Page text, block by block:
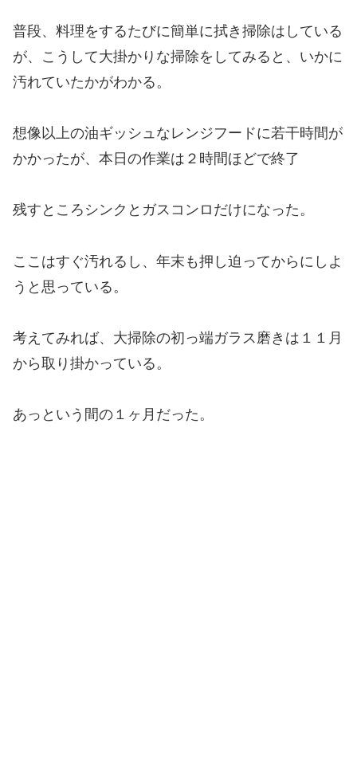
普段、料理をするたびに簡単に拭き掃除はしている
が、こうして大掛かりな掃除をしてみると、いかに
汚れていたかがわかる。
想像以上の油ギッシュなレンジフードに若干時間が
かかったが、本日の作業は２時間ほどで終了
残すところシンクとガスコンロだけになった。
ここはすぐ汚れるし、年末も押し迫ってからにしよ
うと思っている。
考えてみれば、大掃除の初っ端ガラス磨きは１１月
から取り掛かっている。
あっという間の１ヶ月だった。